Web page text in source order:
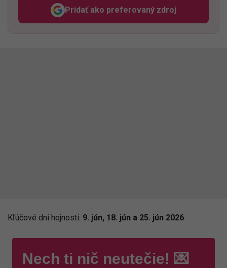
Pridať ako preferovaný zdroj
Odzadu, odkaz sa otvorí v
Kľúčové dni hojnosti: 9. jún, 18. jún a 25. jún 2026
Nech ti nič neutečie! 💌